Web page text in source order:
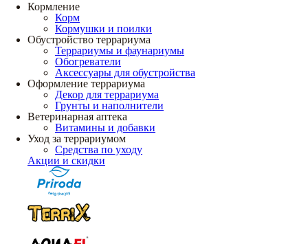
Кормление
Корм
Кормушки и поилки
Обустройство террариума
Террариумы и фаунариумы
Обогреватели
Аксессуары для обустройства
Оформление террариума
Декор для террариума
Грунты и наполнители
Ветеринарная аптека
Витамины и добавки
Уход за террариумом
Средства по уходу
Акции и скидки